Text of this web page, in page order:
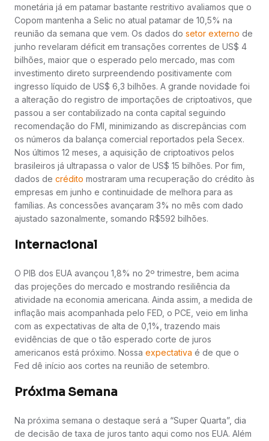
monetária já em patamar bastante restritivo avaliamos que o
Copom mantenha a Selic no atual patamar de 10,5% na
reunião da semana que vem. Os dados do setor externo de
junho revelaram déficit em transações correntes de US$ 4
bilhões, maior que o esperado pelo mercado, mas com
investimento direto surpreendendo positivamente com
ingresso líquido de US$ 6,3 bilhões. A grande novidade foi
a alteração do registro de importações de criptoativos, que
passou a ser contabilizado na conta capital seguindo
recomendação do FMI, minimizando as discrepâncias com
os números da balança comercial reportados pela Secex.
Nos últimos 12 meses, a aquisição de criptoativos pelos
brasileiros já ultrapassa o valor de US$ 15 bilhões. Por fim,
dados de crédito mostraram uma recuperação do crédito às
empresas em junho e continuidade de melhora para as
famílias. As concessões avançaram 3% no mês com dado
ajustado sazonalmente, somando R$592 bilhões.
Internacional
O PIB dos EUA avançou 1,8% no 2º trimestre, bem acima
das projeções do mercado e mostrando resiliência da
atividade na economia americana. Ainda assim, a medida de
inflação mais acompanhada pelo FED, o PCE, veio em linha
com as expectativas de alta de 0,1%, trazendo mais
evidências de que o tão esperado corte de juros
americanos está próximo. Nossa expectativa é de que o
Fed dê início aos cortes na reunião de setembro.
Próxima Semana
Na próxima semana o destaque será a “Super Quarta”, dia
de decisão de taxa de juros tanto aqui como nos EUA. Além